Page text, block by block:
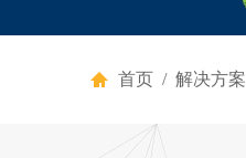
首页 / 解决方案